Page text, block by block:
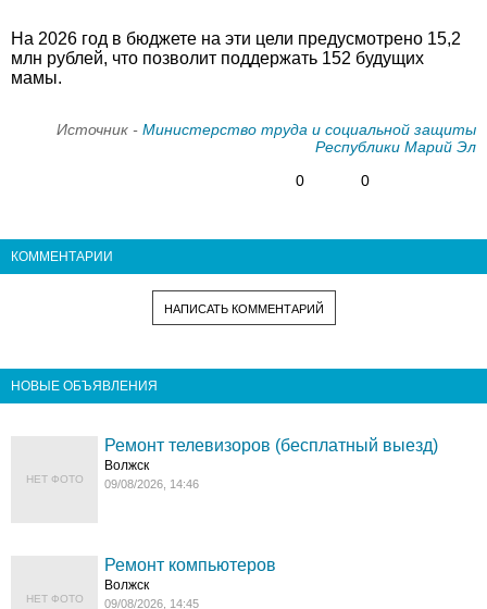
На 2026 год в бюджете на эти цели предусмотрено 15,2
млн рублей, что позволит поддержать 152 будущих
мамы.
Источник - Министерство труда и социальной защиты
Республики Марий Эл
0
0
КОММЕНТАРИИ
НАПИСАТЬ КОММЕНТАРИЙ
НОВЫЕ ОБЪЯВЛЕНИЯ
НЕТ ФОТО
Ремонт телевизоров (бесплатный выезд)
Волжск
09/08/2026, 14:46
НЕТ ФОТО
Ремонт компьютеров
Волжск
09/08/2026, 14:45